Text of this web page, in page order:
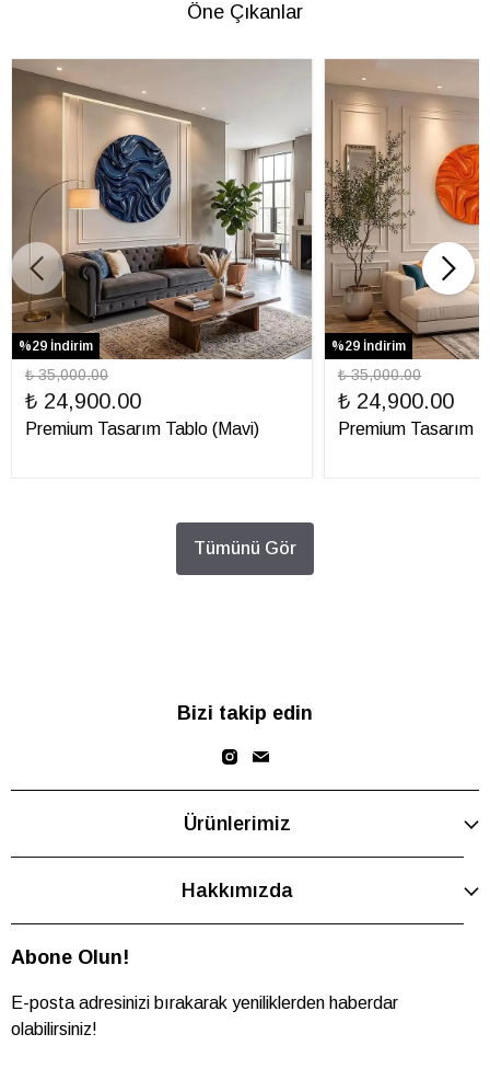
Öne Çıkanlar
%29 İndirim
₺ 35,000.00
₺ 24,900.00
Premium Tasarım Tablo (Mavi)
%29 İndirim
₺ 35,000.00
₺ 24,900.00
Premium Tasarım
Tümünü Gör
Bizi takip edin
Ürünlerimiz
Hakkımızda
Abone Olun!
E-posta adresinizi bırakarak yeniliklerden haberdar
olabilirsiniz!